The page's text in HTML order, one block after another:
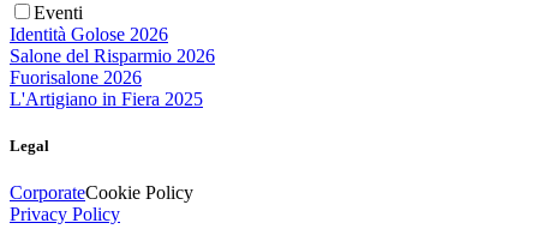
Eventi
Identità Golose 2026
Salone del Risparmio 2026
Fuorisalone 2026
L'Artigiano in Fiera 2025
Legal
CorporateCookie Policy
Privacy Policy